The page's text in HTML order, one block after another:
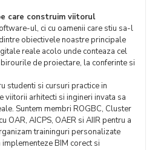
care construim viitorul
ul, ci cu oamenii care stiu sa-l
obiectivele noastre principale
reale acolo unde conteaza cel
de proiectare, la conferinte si
studenti si cursuri practice in
viitorii arhitecti si ingineri invata sa
Suntem membri ROGBC, Cluster
OAR, AICPS, OAER si AIIR pentru a
traininguri personalizate
BIM corect si